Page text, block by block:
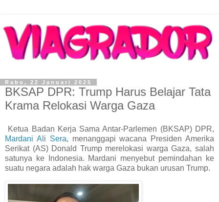
Rabu, 22 Januari 2025
BKSAP DPR: Trump Harus Belajar Tata
Krama Relokasi Warga Gaza
Ketua Badan Kerja Sama Antar-Parlemen (BKSAP) DPR,
Mardani Ali Sera, menanggapi wacana Presiden Amerika
Serikat (AS) Donald Trump merelokasi warga Gaza, salah
satunya ke Indonesia. Mardani menyebut pemindahan ke
suatu negara adalah hak warga Gaza bukan urusan Trump.